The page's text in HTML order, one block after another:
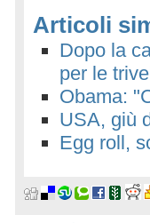
Articoli
Dopo la
per le
Obama:
USA, giù
Egg roll,